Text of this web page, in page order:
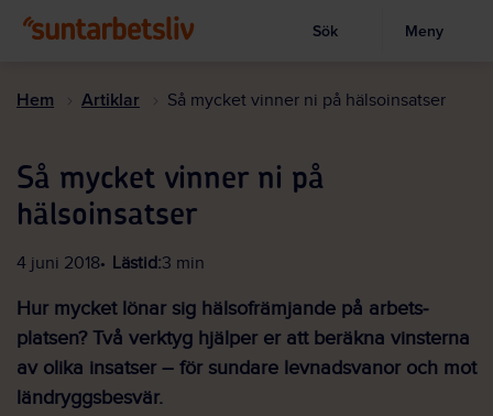
till
Visa sökruta
Sök Meny
Hem Artiklar Så mycket vinner ni på hälsoinsatser
Så mycket vinner ni på
hälsoinsatser
4 juni 2018 Lästid:3 min
Hur mycket lönar sig hälso­främjande på arbets­
platsen? Två verktyg hjälper er att beräkna vinsterna
av olika insatser – för sundare levnads­vanor och mot
ländryggs­besvär.